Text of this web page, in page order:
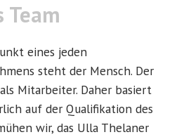
Team
eines jeden
steht der Mensch. Der
Mitarbeiter. Daher basiert
auf der Qualifikation des
wir, das Ulla Thelaner